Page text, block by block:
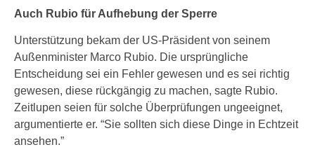
Auch Rubio für Aufhebung der Sperre
Unterstützung bekam der US-Präsident von seinem
Außenminister Marco Rubio. Die ursprüngliche
Entscheidung sei ein Fehler gewesen und es sei richtig
gewesen, diese rückgängig zu machen, sagte Rubio.
Zeitlupen seien für solche Überprüfungen ungeeignet,
argumentierte er. “Sie sollten sich diese Dinge in Echtzeit
ansehen.”